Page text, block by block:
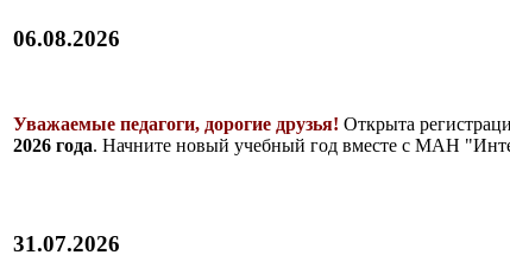
06.08.2026
Уважаемые педагоги, дорогие друзья! Открыта
2026 года. Начните новый учебный год вместе с МАН
31.07.2026